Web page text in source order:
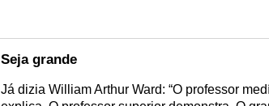
Seja grande
Já dizia William Arthur Ward: “O professor